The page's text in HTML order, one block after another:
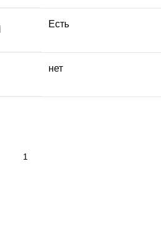
Есть
нет